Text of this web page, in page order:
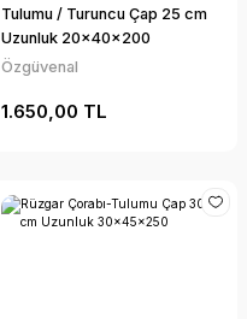
Tulumu / Turuncu Çap 25 cm
Uzunluk 20x40x200
Özgüvenal
1.650,00 TL